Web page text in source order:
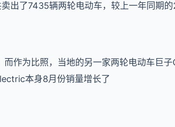
出了7435辆两轮电动车，较上一年同期的
作为比照，当地的另一家两轮电动车巨
本身8月份销量增长了